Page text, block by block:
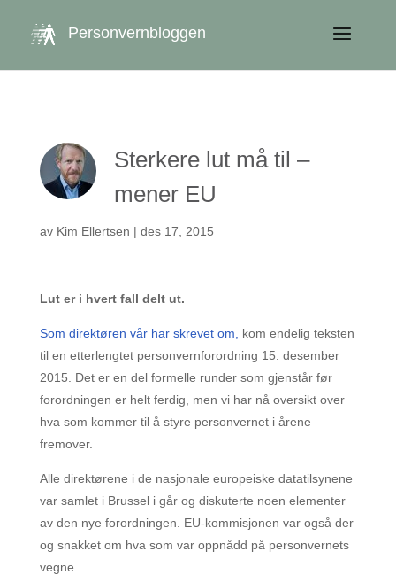
Personvernbloggen
Sterkere lut må til –
mener EU
av Kim Ellertsen | des 17, 2015
Lut er i hvert fall delt ut.
Som direktøren vår har skrevet om,
kom endelig teksten
til en etterlengtet personvernforordning 15. desember
2015. Det er en del formelle runder som gjenstår før
forordningen er helt ferdig, men vi har nå oversikt over
hva som kommer til å styre personvernet i årene
fremover.
Alle direktørene i de nasjonale europeiske datatilsynene
var samlet i Brussel i går og diskuterte noen elementer
av den nye forordningen. EU-kommisjonen var også der
og snakket om hva som var oppnådd på personvernets
vegne.